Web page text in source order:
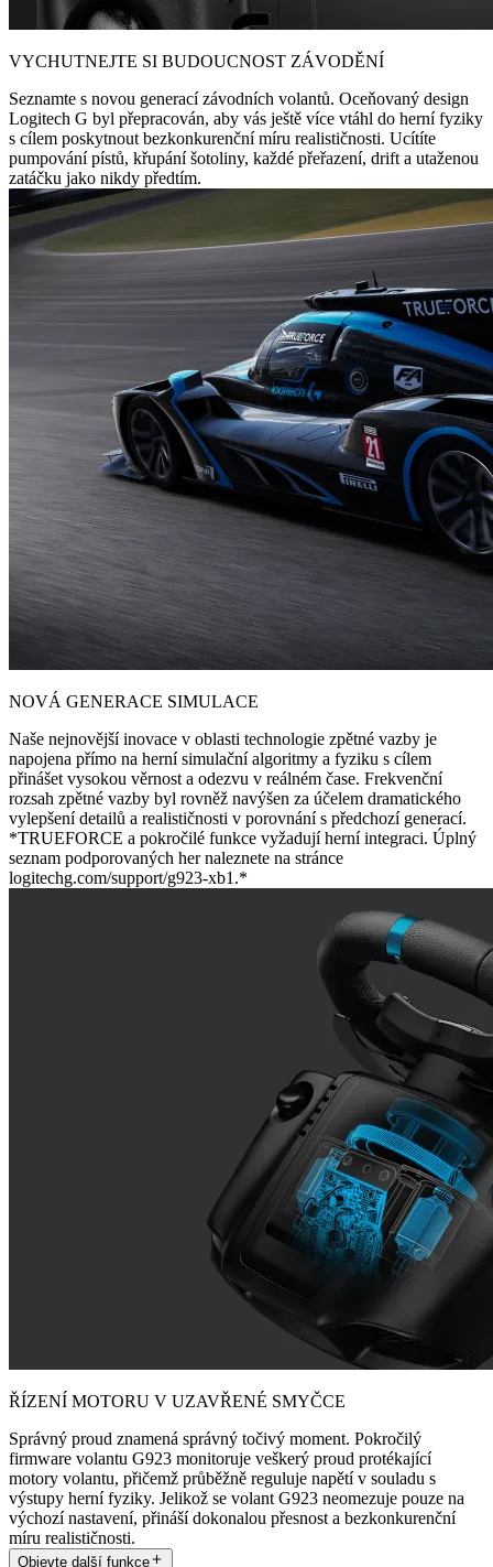
VYCHUTNEJTE SI BUDOUCNOST ZÁVODĚNÍ
Seznamte s novou generací závodních volantů. Oceňovaný design
Logitech G byl přepracován, aby vás ještě více vtáhl do herní fyziky
s cílem poskytnout bezkonkurenční míru realističnosti. Ucítíte
pumpování pístů, křupání šotoliny, každé přeřazení, drift a utaženou
zatáčku jako nikdy předtím.
NOVÁ GENERACE SIMULACE
Naše nejnovější inovace v oblasti technologie zpětné vazby je
napojena přímo na herní simulační algoritmy a fyziku s cílem
přinášet vysokou věrnost a odezvu v reálném čase. Frekvenční
rozsah zpětné vazby byl rovněž navýšen za účelem dramatického
vylepšení detailů a realističnosti v porovnání s předchozí generací.
*TRUEFORCE a pokročilé funkce vyžadují herní integraci. Úplný
seznam podporovaných her naleznete na stránce
logitechg.com/support/g923-xb1.*
ŘÍZENÍ MOTORU V UZAVŘENÉ SMYČCE
Správný proud znamená správný točivý moment. Pokročilý
firmware volantu G923 monitoruje veškerý proud protékající
motory volantu, přičemž průběžně reguluje napětí v souladu s
výstupy herní fyziky. Jelikož se volant G923 neomezuje pouze na
výchozí nastavení, přináší dokonalou přesnost a bezkonkurenční
míru realističnosti.
Objevte další funkce